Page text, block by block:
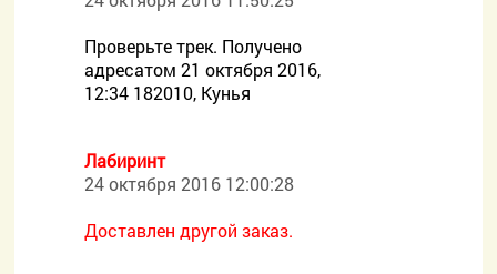
Проверьте трек. Получено
адресатом 21 октября 2016,
12:34 182010, Кунья
Лабиринт
24 октября 2016 12:00:28
Доставлен другой заказ.